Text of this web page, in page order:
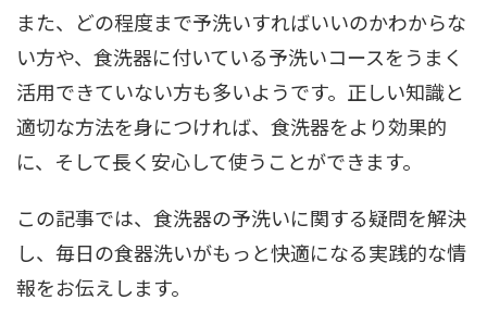
また、どの程度まで予洗いすればいいのかわからな
い方や、食洗器に付いている予洗いコースをうまく
活用できていない方も多いようです。正しい知識と
適切な方法を身につければ、食洗器をより効果的
に、そして長く安心して使うことができます。
この記事では、食洗器の予洗いに関する疑問を解決
し、毎日の食器洗いがもっと快適になる実践的な情
報をお伝えします。